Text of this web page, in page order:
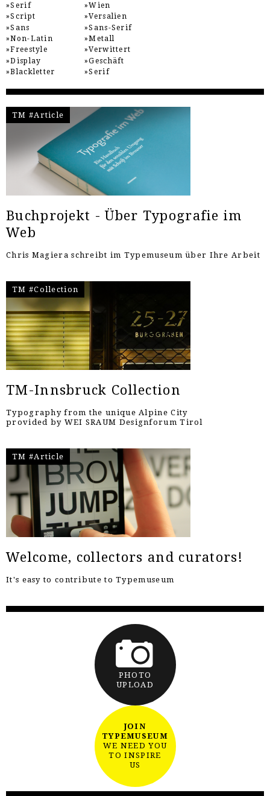
Serif
Script
Sans
Non-Latin
Freestyle
Display
Blackletter
Wien
Versalien
Sans-Serif
Metall
Verwittert
Geschäft
Serif
TM #Article
Buchprojekt - Über Typografie im
Web
Chris Magiera schreibt im Typemuseum über Ihre Arbeit
TM #Collection
TM-Innsbruck Collection
Typography from the unique Alpine City
provided by WEI SRAUM Designforum Tirol
TM #Article
Welcome, collectors and curators!
It's easy to contribute to Typemuseum
PHOTO
UPLOAD
JOIN
TYPEMUSEUM
WE NEED YOU
TO INSPIRE
US